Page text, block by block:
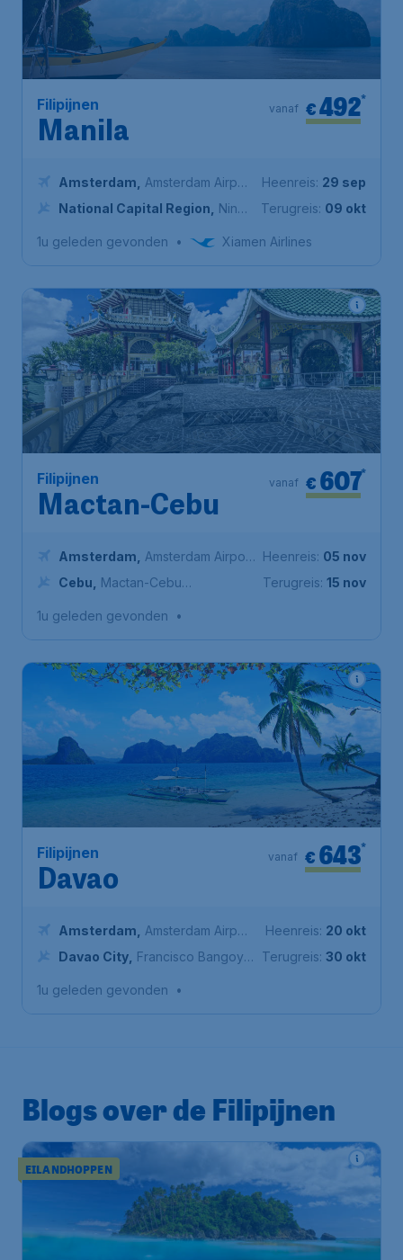
Filipijnen
Manila
€492*
vanaf
Amsterdam
Amsterdam Airport
Schiphol
National Capital Region
Ninoy
Heenreis: 29 sep
Terugreis: 09 okt
1u geleden gevonden • Xiamen Airlines
Filipijnen
Mactan-Cebu
€ 607*
vanaf
Amsterdam
Amsterdam Airport
Schiphol
Cebu
Mactan-Cebu
Heenreis: 05 nov
Terugreis: 15 nov
1u geleden gevonden •
Filipijnen
Davao
€ 643*
vanaf
Amsterdam
Amsterdam Airport
Schiphol
Davao City Francisco Bangoy
Heenreis: 20 okt
Terugreis: 30 okt
1u geleden gevonden •
Blogs over de Filipijnen
EILANDHOPPEN